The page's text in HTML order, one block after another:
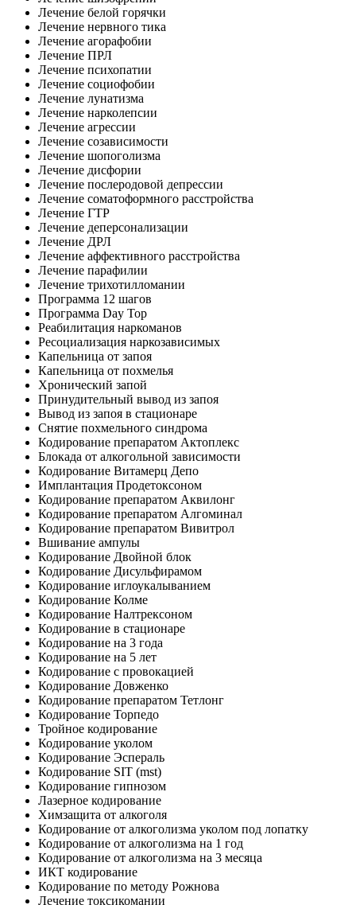
Лечение белой горячки
Лечение нервного тика
Лечение агорафобии
Лечение ПРЛ
Лечение психопатии
Лечение социофобии
Лечение лунатизма
Лечение нарколепсии
Лечение агрессии
Лечение созависимости
Лечение шопоголизма
Лечение дисфории
Лечение послеродовой депрессии
Лечение соматоформного расстройства
Лечение ГТР
Лечение деперсонализации
Лечение ДРЛ
Лечение аффективного расстройства
Лечение парафилии
Лечение трихотилломании
Программа 12 шагов
Программа Day Top
Реабилитация наркоманов
Ресоциализация наркозависимых
Капельница от запоя
Капельница от похмелья
Хронический запой
Принудительный вывод из запоя
Вывод из запоя в стационаре
Снятие похмельного синдрома
Кодирование препаратом Актоплекс
Блокада от алкогольной зависимости
Кодирование Витамерц Депо
Имплантация Продетоксоном
Кодирование препаратом Аквилонг
Кодирование препаратом Алгоминал
Кодирование препаратом Вивитрол
Вшивание ампулы
Кодирование Двойной блок
Кодирование Дисульфирамом
Кодирование иглоукалыванием
Кодирование Колме
Кодирование Налтрексоном
Кодирование в стационаре
Кодирование на 3 года
Кодирование на 5 лет
Кодирование с провокацией
Кодирование Довженко
Кодирование препаратом Тетлонг
Кодирование Торпедо
Тройное кодирование
Кодирование уколом
Кодирование Эспераль
Кодирование SIT (mst)
Кодирование гипнозом
Лазерное кодирование
Химзащита от алкоголя
Кодирование от алкоголизма уколом под лопатку
Кодирование от алкоголизма на 1 год
Кодирование от алкоголизма на 3 месяца
ИКТ кодирование
Кодирование по методу Рожнова
Лечение токсикомании